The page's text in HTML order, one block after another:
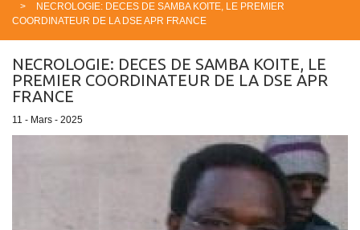
NECROLOGIE: DECES DE SAMBA KOITE, LE PREMIER
COORDINATEUR DE LA DSE APR FRANCE
NECROLOGIE: DECES DE SAMBA KOITE, LE
PREMIER COORDINATEUR DE LA DSE APR
FRANCE
11 - Mars - 2025